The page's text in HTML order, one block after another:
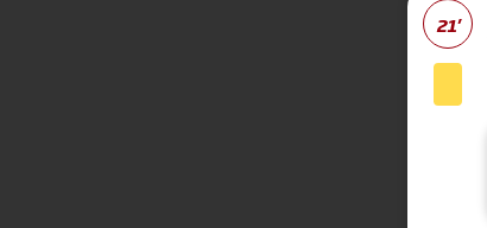
21'